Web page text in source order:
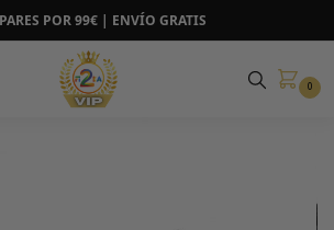
POR 99€ | ENVÍO GRATIS
0